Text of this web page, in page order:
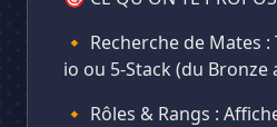
🔸 Recherche de Mates
io ou 5-Stack (du Bronze
🔸 Rôles & Rangs :